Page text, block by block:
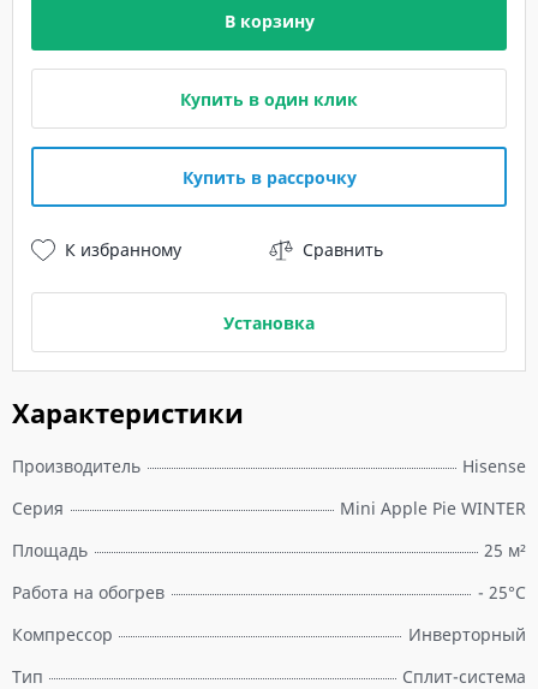
Характеристики
Производитель
Hisense
Серия
Mini Apple Pie WINTER
Площадь
25 м²
Работа на обогрев
- 25°C
Компрессор
Инверторный
Тип
Сплит-система
В корзину
Купить в один клик
Купить в рассрочку
К избранному Сравнить
Установка